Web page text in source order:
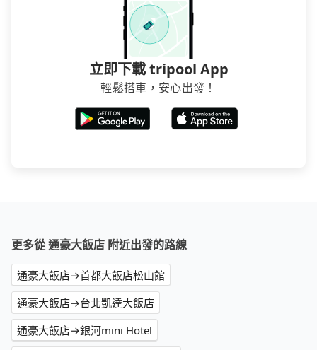
立即下載 tripool App
輕鬆搭車，安心出發！
更多從 通豪大飯店 附近出發的路線
通豪大飯店→首都大飯店松山館
通豪大飯店→台北凱達大飯店
通豪大飯店→銀河mini Hotel